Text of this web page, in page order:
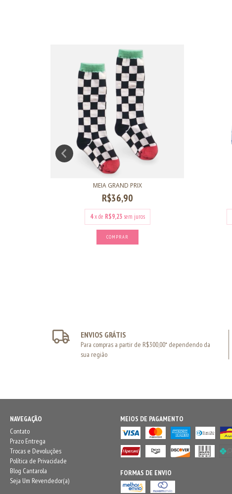
MEIA GRAND PRIX
R$36,90
4 x de R$9,23 sem juros
COMPRAR
ENVIOS GRÁTIS
Para compras a partir de R$300,00* dependendo da
sua região
NAVEGAÇÃO
Contato
Prazo Entrega
Trocas e Devoluções
Política de Privacidade
Blog Cantarola
Seja Um Revendedor(a)
MEIOS DE PAGAMENTO
FORMAS DE ENVIO